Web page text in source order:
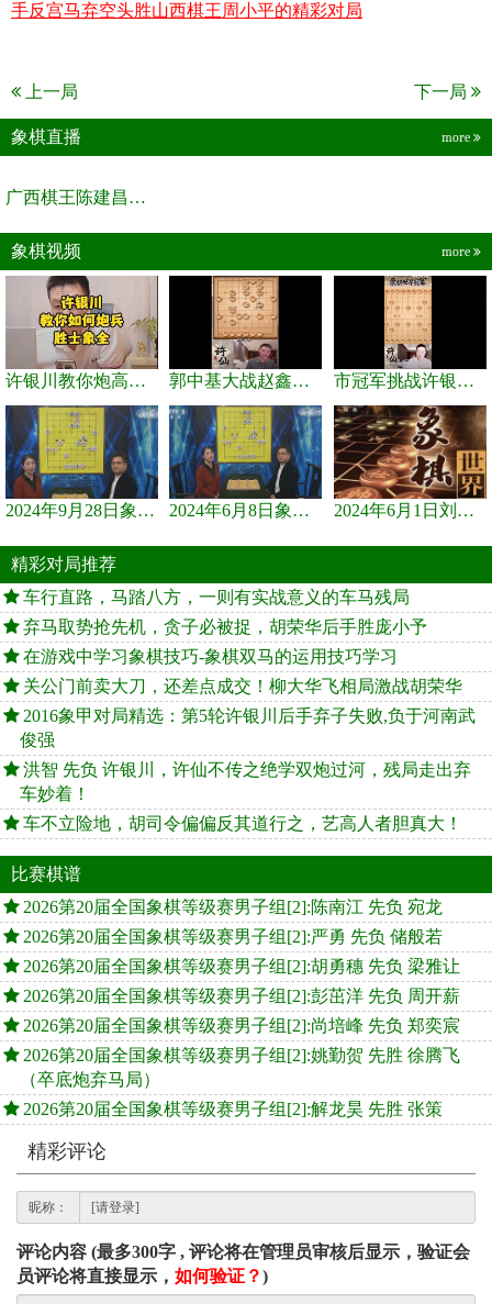
手反宫马弃空头胜山西棋王周小平的精彩对局
上一局 下一局
象棋直播 more
广西棋王陈建昌直播间
象棋视频 more
许银川教你炮高兵士象全如何赢士象全，简单四步即可 郭中基大战赵鑫鑫，许银川激情讲解 市冠军挑战许银川，急进中兵变化真激烈！
2024年9月28日象棋世界栏目，刘君、蒋川讲解了第九届杨官璘杯象棋... 2024年6月8日象棋世界，刘君、蒋川讲解了第九届杨官璘杯全国象棋... 2024年6月1日刘君、蒋川讲解第三届上海杯象棋大师赛谢靖与李少庚...
精彩对局推荐
车行直路，马踏八方，一则有实战意义的车马残局
弃马取势抢先机，贪子必被捉，胡荣华后手胜庞小予
在游戏中学习象棋技巧-象棋双马的运用技巧学习
关公门前卖大刀，还差点成交！柳大华飞相局激战胡荣华
2016象甲对局精选：第5轮许银川后手弃子失败,负于河南武
俊强
洪智 先负 许银川，许仙不传之绝学双炮过河，残局走出弃
车妙着！
车不立险地，胡司令偏偏反其道行之，艺高人者胆真大！
比赛棋谱
2026第20届全国象棋等级赛男子组[2]:陈南江 先负 宛龙
2026第20届全国象棋等级赛男子组[2]:严勇 先负 储般若
2026第20届全国象棋等级赛男子组[2]:胡勇穗 先负 梁雅让
2026第20届全国象棋等级赛男子组[2]:彭茁洋 先负 周开薪
2026第20届全国象棋等级赛男子组[2]:尚培峰 先负 郑奕宸
2026第20届全国象棋等级赛男子组[2]:姚勤贺 先胜 徐腾飞
（卒底炮弃马局）
2026第20届全国象棋等级赛男子组[2]:解龙昊 先胜 张策
精彩评论
昵称：
评论内容 (最多300字 , 评论将在管理员审核后显示，验证会
员评论将直接显示， 如何验证？)